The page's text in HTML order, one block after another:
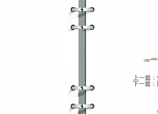
上一篇：
下一篇：